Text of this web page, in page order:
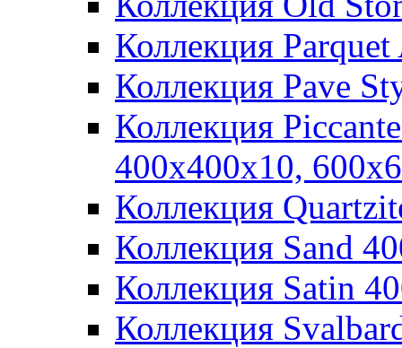
Коллекция
Коллекция Pave
Коллекция
400x400x10,
Коллекция
Коллекция Sand
Коллекция Satin
Коллекция